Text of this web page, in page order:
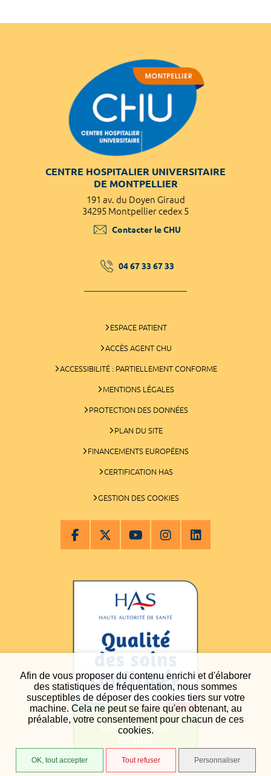
Afin de vous proposer du contenu enrichi et d'élaborer
des statistiques de fréquentation, nous sommes
susceptibles de déposer des cookies tiers sur votre
machine. Cela ne peut se faire qu'en obtenant, au
préalable, votre consentement pour chacun de ces
cookies.
OK, tout accepter Tout refuser Personnaliser
CENTRE HOSPITALIER UNIVERSITAIRE
DE MONTPELLIER
191 av. du Doyen Giraud
34295 Montpellier cedex 5
Contacter le CHU
04 67 33 67 33
ESPACE PATIENT
ACCÈS AGENT CHU
ACCESSIBILITÉ : PARTIELLEMENT CONFORME
MENTIONS LÉGALES
PROTECTION DES DONNÉES
PLAN DU SITE
FINANCEMENTS EUROPÉENS
CERTIFICATION HAS
GESTION DES COOKIES